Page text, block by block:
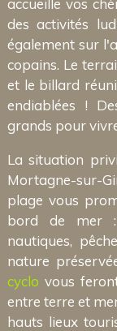
des activités
également sur
copains. Le
et le billard
endiablées !
grands pour
La situation
Mortagne-sur-
plage vous
bord de mer :
nautiques,
nature
cyclo vous
entre terre et
hauts lieux